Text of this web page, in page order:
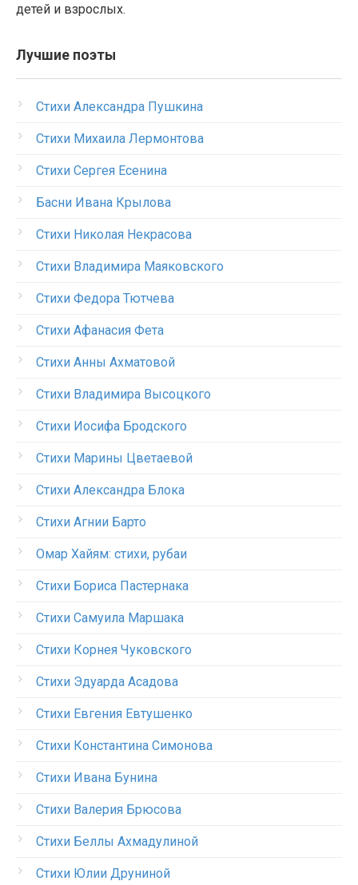
детей и взрослых.
Лучшие поэты
Стихи Александра Пушкина
Стихи Михаила Лермонтова
Стихи Сергея Есенина
Басни Ивана Крылова
Стихи Николая Некрасова
Стихи Владимира Маяковского
Стихи Федора Тютчева
Стихи Афанасия Фета
Стихи Анны Ахматовой
Стихи Владимира Высоцкого
Стихи Иосифа Бродского
Стихи Марины Цветаевой
Стихи Александра Блока
Стихи Агнии Барто
Омар Хайям: стихи, рубаи
Стихи Бориса Пастернака
Стихи Самуила Маршака
Стихи Корнея Чуковского
Стихи Эдуарда Асадова
Стихи Евгения Евтушенко
Стихи Константина Симонова
Стихи Ивана Бунина
Стихи Валерия Брюсова
Стихи Беллы Ахмадулиной
Стихи Юлии Друниной